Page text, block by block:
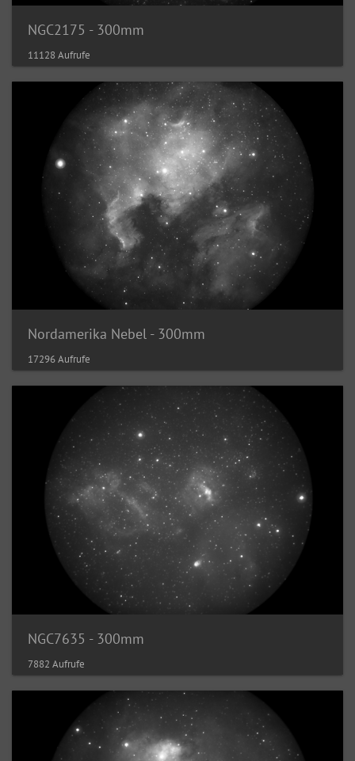
NGC2175 - 300mm
11128 Aufrufe
Nordamerika Nebel - 300mm
17296 Aufrufe
NGC7635 - 300mm
7882 Aufrufe